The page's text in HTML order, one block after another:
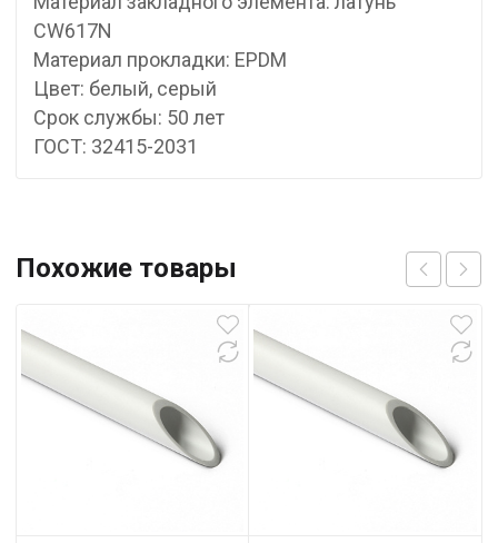
CW617N
Материал прокладки: EPDM
Цвет: белый, серый
Срок службы: 50 лет
ГОСТ: 32415-2031
Похожие товары